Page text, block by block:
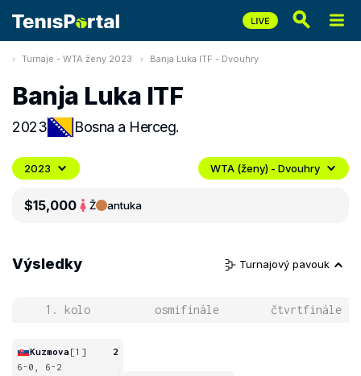
Turnaje - WTA ženy 2023 Banja Luka ITF - Dvouhry
Banja Luka ITF
2023 Bosna a Herceg.
2023 WTA (ženy) - Dvouhry
$15,000 Ž antuka
Výsledky Turnajový pavouk
1. kolo osmifinále čtvrtfinále
Kuzmova[1]
2
6-0, 6-2